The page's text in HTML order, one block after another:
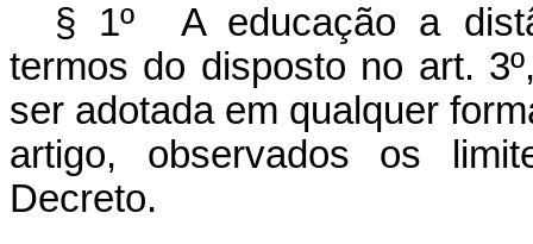
§ 1º A educação a
termos do disposto no art.
ser adotada em qualquer
artigo, observados os
Decreto.